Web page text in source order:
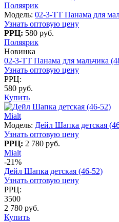
Поляярик
Модель: 02-3-TT Панама для
Узнать оптовую цену
РРЦ: 580 руб.
Поляярик
Новинка
02-3-TT Панама для мальчика
Узнать оптовую цену
РРЦ:
580 руб.
Купить
Mialt
Модель: Дейл Шапка детская
Узнать оптовую цену
РРЦ: 2 780 руб.
Mialt
-21%
Дейл Шапка детская (46-52)
Узнать оптовую цену
РРЦ:
3500
2 780 руб.
Купить